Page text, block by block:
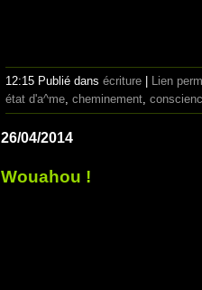
12:15 Publié dans écriture
Lien
état d'a^me, cheminement,
26/04/2014
Wouahou !